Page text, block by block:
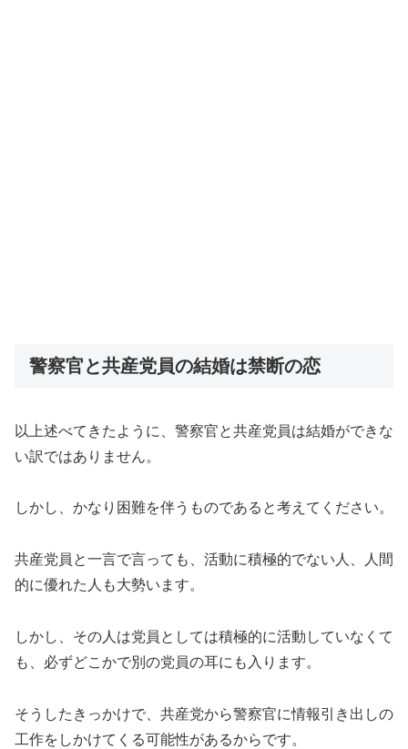
警察官と共産党員の結婚は禁断の恋
以上述べてきたように、警察官と共産党員は結婚ができな
い訳ではありません。
しかし、かなり困難を伴うものであると考えてください。
共産党員と一言で言っても、活動に積極的でない人、人間
的に優れた人も大勢います。
しかし、その人は党員としては積極的に活動していなくて
も、必ずどこかで別の党員の耳にも入ります。
そうしたきっかけで、共産党から警察官に情報引き出しの
工作をしかけてくる可能性があるからです。